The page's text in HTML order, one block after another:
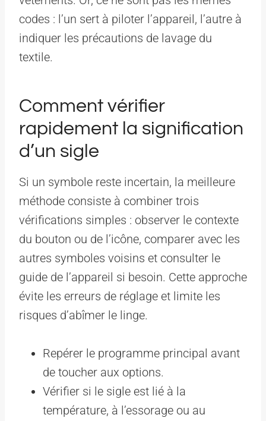
codes : l’un sert à piloter l’appareil, l’autre à
indiquer les précautions de lavage du
textile.
Comment vérifier
rapidement la signification
d’un sigle
Si un symbole reste incertain, la meilleure
méthode consiste à combiner trois
vérifications simples : observer le contexte
du bouton ou de l’icône, comparer avec les
autres symboles voisins et consulter le
guide de l’appareil si besoin. Cette approche
évite les erreurs de réglage et limite les
risques d’abîmer le linge.
Repérer le programme principal avant
de toucher aux options.
Vérifier si le sigle est lié à la
température, à l’essorage ou au